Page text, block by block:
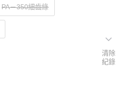
PA－350細齒綠
清除
紀錄